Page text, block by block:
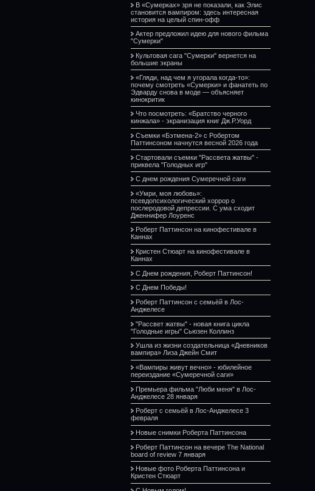
В «Сумерках» зря не показали, как Элис
становится вампиром: здесь интересная
история на целый спин-офф
Актер предложил идею для нового фильма
"Сумерки"
Культовая сага "Сумерки" вернется на
большие экраны
«Гляди, над чем я угорала когда-то»:
почему смотреть «Сумерки» и фанатеть по
Эдварду снова в моде — объясняет
кинокритик
Что посмотреть: «Братство черного
кинжала» - экранизация книг Дж.Р.Уорд
Съемки «Бэтмена-2» с Робертом
Паттинсоном начнутся весной 2026 года
Стартовали съемки "Рассвета жатвы" -
приквела "Голодных игр"
С днем рождения Сумеречной саги
«Умри, моя любовь»:
псевдопсихологический хоррор о
послеродовой депрессии. С ума сходит
Дженнифер Лоуренс
Роберт Паттинсон на кинофестивале в
Каннах
Кристен Стюарт на кинофестивале в
Каннах
С Днем рождения, Роберт Паттинсон!
С Днем Победы!
Роберт Паттинсон с семьёй в Лос-
Анджелесе
"Рассвет жатвы" - новая книга цикла
"Голодные игры" Сьюзен Коллинз
Ушла из жизни создательница «Дневников
вампира» Лиза Джейн Смит
«Вампиры живут вечно» - юбилейное
переиздание «Сумеречной саги»
Премьера фильма "Люби меня" в Лос-
Анджелесе 28 января
Роберт с семьёй в Лос-Анджелесе 3
февраля
Новые снимки Роберта Паттинсона
Роберт Паттинсон на вечере The National
board of review 7 января
Новые фото Роберта Паттинсона и
Кристен Стюарт